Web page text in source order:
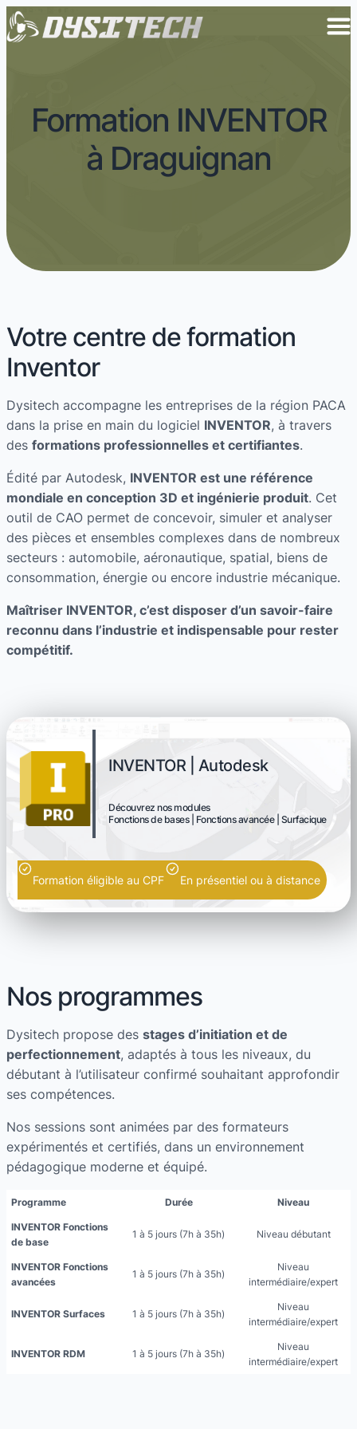
Formation INVENTOR
à Draguignan
Votre centre de formation
Inventor
Dysitech accompagne les entreprises de la région PACA
dans la prise en main du logiciel INVENTOR, à travers
des formations professionnelles et certifiantes.
Édité par Autodesk, INVENTOR est une référence
mondiale en conception 3D et ingénierie produit. Cet
outil de CAO permet de concevoir, simuler et analyser
des pièces et ensembles complexes dans de nombreux
secteurs : automobile, aéronautique, spatial, biens de
consommation, énergie ou encore industrie mécanique.
Maîtriser INVENTOR, c’est disposer d’un savoir-faire
reconnu dans l’industrie et indispensable pour rester
compétitif.
INVENTOR | Autodesk
Découvrez nos modules
Fonctions de bases | Fonctions avancée | Surfacique
Formation éligible au CPF En présentiel ou à distance
Nos programmes
Dysitech propose des stages d’initiation et de
perfectionnement, adaptés à tous les niveaux, du
débutant à l’utilisateur confirmé souhaitant approfondir
ses compétences.
Nos sessions sont animées par des formateurs
expérimentés et certifiés, dans un environnement
pédagogique moderne et équipé.
Programme Durée Niveau
INVENTOR Fonctions
de base
1 à 5 jours (7h à 35h) Niveau débutant
INVENTOR Fonctions
avancées
1 à 5 jours (7h à 35h)
Niveau
intermédiaire/expert
INVENTOR Surfaces 1 à 5 jours (7h à 35h)
Niveau
intermédiaire/expert
INVENTOR RDM 1 à 5 jours (7h à 35h)
Niveau
intermédiaire/expert